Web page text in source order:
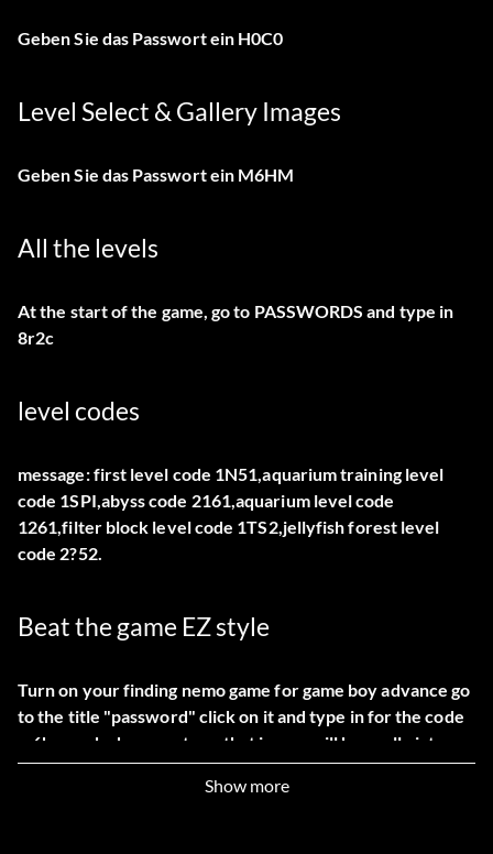
Geben Sie das Passwort ein H0C0
Level Select & Gallery Images
Geben Sie das Passwort ein M6HM
All the levels
At the start of the game, go to PASSWORDS and type in
8r2c
level codes
message: first level code 1N51,aquarium training level
code 1SPI,abyss code 2161,aquarium level code
1261,filter block level code 1TS2,jellyfish forest level
code 2?52.
Beat the game EZ style
Turn on your finding nemo game for game boy advance go
to the title "password" click on it and type in for the code
m6hm and when you type that in you will have all pictures
in the photo gallery and all the levels will be completed.
Show more